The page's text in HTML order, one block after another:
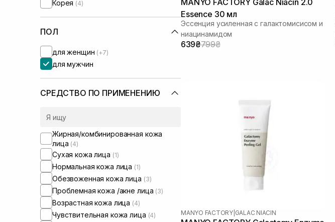
Корея (4)
ПОЛ
для женщин (+7)
для мужчин
СРЕДСТВО ПО ПРИМЕНЕНИЮ
Жирная/комбинированная кожа
лица (4)
Сухая кожа лица (1)
Нормальная кожа лица (1)
Обезвоженная кожа лица (3)
Проблемная кожа /акне лица (3)
Возрастная кожа лица (4)
Чувствительная кожа лица (4)
Essence 30 мл
Эссенция усиленная с галактомисисом и
ниацинамидом
639₴799₴
MANYO FACTORY| GALAC NIACIN